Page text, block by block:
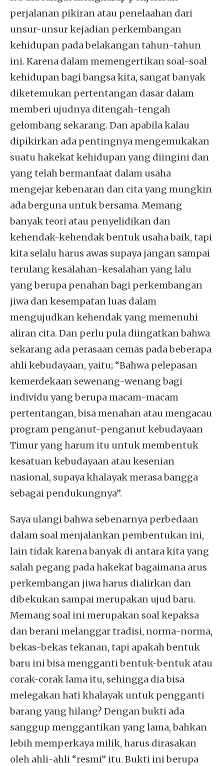
perjalanan pikiran atau penelaahan dari
unsur-unsur kejadian perkembangan
kehidupan pada belakangan tahun-tahun
ini. Karena dalam memengertikan soal-soal
kehidupan bagi bangsa kita, sangat banyak
diketemukan pertentangan dasar dalam
memberi ujudnya ditengah-tengah
gelombang sekarang. Dan apabila kalau
dipikirkan ada pentingnya mengemukakan
suatu hakekat kehidupan yang diingini dan
yang telah bermanfaat dalam usaha
mengejar kebenaran dan cita yang mungkin
ada berguna untuk bersama. Memang
banyak teori atau penyelidikan dan
kehendak-kehendak bentuk usaha baik, tapi
kita selalu harus awas supaya jangan sampai
terulang kesalahan-kesalahan yang lalu
yang berupa penahan bagi perkembangan
jiwa dan kesempatan luas dalam
mengujudkan kehendak yang memenuhi
aliran cita. Dan perlu pula diingatkan bahwa
sekarang ada perasaan cemas pada beberapa
ahli kebudayaan, yaitu; “Bahwa pelepasan
kemerdekaan sewenang-wenang bagi
individu yang berupa macam-macam
pertentangan, bisa menahan atau mengacau
program penganut-penganut kebudayaan
Timur yang harum itu untuk membentuk
kesatuan kebudayaan atau kesenian
nasional, supaya khalayak merasa bangga
sebagai pendukungnya”.
Saya ulangi bahwa sebenarnya perbedaan
dalam soal menjalankan pembentukan ini,
lain tidak karena banyak di antara kita yang
salah pegang pada hakekat bagaimana arus
perkembangan jiwa harus dialirkan dan
dibekukan sampai merupakan ujud baru.
Memang soal ini merupakan soal kepaksa
dan berani melanggar tradisi, norma-norma,
bekas-bekas tekanan, tapi apakah bentuk
baru ini bisa mengganti bentuk-bentuk atau
corak-corak lama itu, sehingga dia bisa
melegakan hati khalayak untuk pengganti
barang yang hilang? Dengan bukti ada
sanggup menggantikan yang lama, bahkan
lebih memperkaya milik, harus dirasakan
oleh ahli-ahli “resmi” itu. Bukti ini berupa